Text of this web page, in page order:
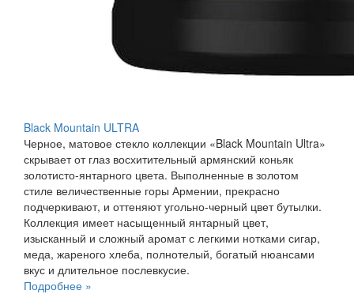
Black Mountain ULTRA
Черное, матовое стекло коллекции «Black Mountain Ultra»
скрывает от глаз восхитительный армянский коньяк
золотисто-янтарного цвета. Выполненные в золотом
стиле величественные горы Армении, прекрасно
подчеркивают, и оттеняют угольно-черный цвет бутылки.
Коллекция имеет насыщенный янтарный цвет,
изысканный и сложный аромат с легкими нотками сигар,
меда, жареного хлеба, полнотелый, богатый нюансами
вкус и длительное послевкусие.
Подробнее »